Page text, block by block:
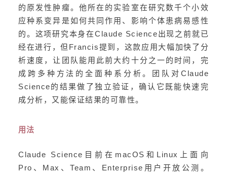
的原发性肿瘤。他所在的实验室在研究数千个小效
应种系变异是如何共同作用、影响个体患病易感性
的。这项研究本身在Claude Science出现之前就已
经在进行，但Francis提到，这款应用大幅加快了分
析速度，让团队能用此前大约十分之一的时间，完
成跨多种方法的全面种系分析。团队对Claude
Science的结果做了独立验证，确认它既能快速完
成分析，又能保证结果的可靠性。
用法
Claude Science目前在macOS和Linux上面向
Pro、Max、Team、Enterprise用户开放公测。